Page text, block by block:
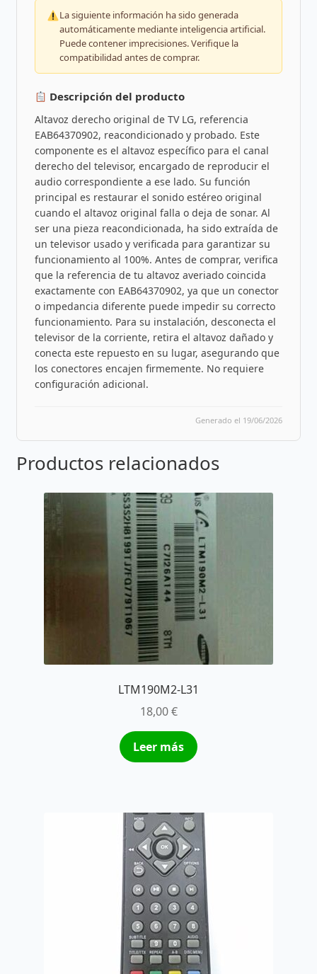
La siguiente información ha sido generada
automáticamente mediante inteligencia artificial.
Puede contener imprecisiones. Verifique la
compatibilidad antes de comprar.
Descripción del producto
Altavoz derecho original de TV LG, referencia
EAB64370902, reacondicionado y probado. Este
componente es el altavoz específico para el canal
derecho del televisor, encargado de reproducir el
audio correspondiente a ese lado. Su función
principal es restaurar el sonido estéreo original
cuando el altavoz original falla o deja de sonar. Al
ser una pieza reacondicionada, ha sido extraída de
un televisor usado y verificada para garantizar su
funcionamiento al 100%. Antes de comprar, verifica
que la referencia de tu altavoz averiado coincida
exactamente con EAB64370902, ya que un conector
o impedancia diferente puede impedir su correcto
funcionamiento. Para su instalación, desconecta el
televisor de la corriente, retira el altavoz dañado y
conecta este repuesto en su lugar, asegurando que
los conectores encajen firmemente. No requiere
configuración adicional.
Generado el 19/06/2026
Productos relacionados
LTM190M2-L31
18,00€
Leer más